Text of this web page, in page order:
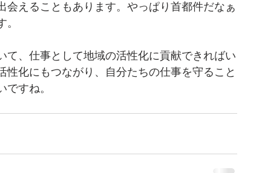
えることもあります。やっぱり首都件だなぁ
、仕事として地域の活性化に貢献できればい
化にもつながり、自分たちの仕事を守ること
すね。